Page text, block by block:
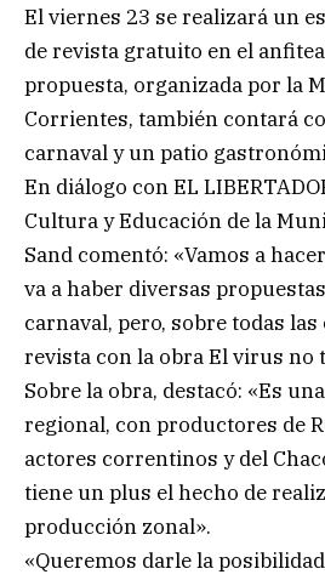
El viernes 23 se realizará un
de revista gratuito en el
propuesta, organizada por la
Corrientes, también contará
carnaval y un patio
En diálogo con EL
Cultura y Educación de la
Sand comentó: «Vamos a
va a haber diversas
carnaval, pero, sobre todas
revista con la obra El virus no
Sobre la obra, destacó: «Es
regional, con productores de
actores correntinos y del
tiene un plus el hecho de
producción zonal».
«Queremos darle la